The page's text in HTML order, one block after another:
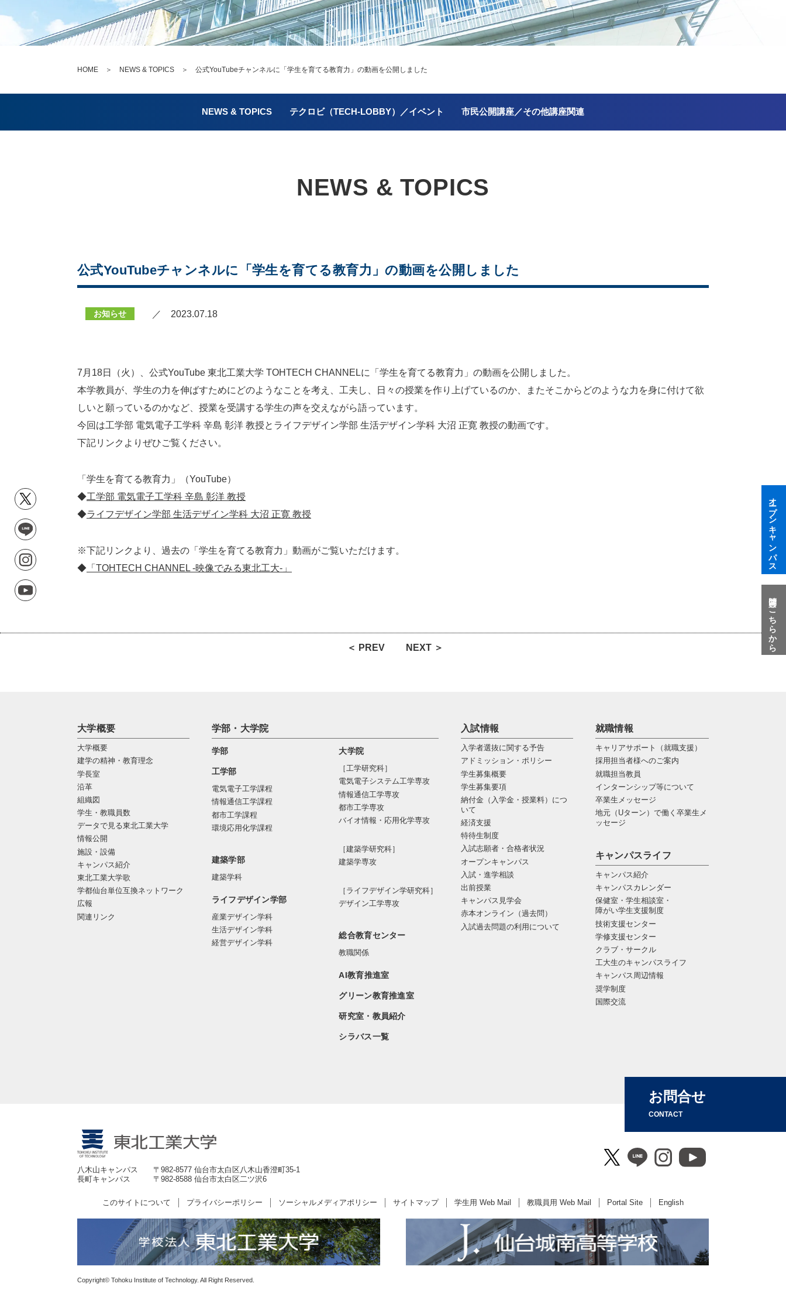
HOME ＞ NEWS & TOPICS ＞ 公式YouTubeチャンネルに「学生を育てる教育力」の動画を公開しました
NEWS & TOPICS テクロビ（TECH-LOBBY）／イベント 市民公開講座／その他講座関連
NEWS & TOPICS
公式YouTubeチャンネルに「学生を育てる教育力」の動画を公開しました
お知らせ ／ 2023.07.18
7月18日（火）、公式YouTube 東北工業大学 TOHTECH CHANNELに「学生を育てる教育力」の動画を公開しました。
本学教員が、学生の力を伸ばすためにどのようなことを考え、工夫し、日々の授業を作り上げているのか、またそこからどのような力を身に付けて欲
しいと願っているのかなど、授業を受講する学生の声を交えながら語っています。
今回は工学部 電気電子工学科 辛島 彰洋 教授とライフデザイン学部 生活デザイン学科 大沼 正寛 教授の動画です。
下記リンクよりぜひご覧ください。
「学生を育てる教育力」（YouTube）
◆工学部 電気電子工学科 辛島 彰洋 教授
◆ライフデザイン学部 生活デザイン学科 大沼 正寛 教授
※下記リンクより、過去の「学生を育てる教育力」動画がご覧いただけます。
◆ 「TOHTECH CHANNEL -映像でみる東北工大-」
＜ PREV NEXT ＞
大学概要
大学概要
建学の精神・教育理念
学長室
沿革
組織図
学生・教職員数
データで見る東北工業大学
情報公開
施設・設備
キャンパス紹介
東北工業大学歌
学都仙台単位互換ネットワーク
広報
関連リンク
学部・大学院
学部
工学部
電気電子工学課程
情報通信工学課程
都市工学課程
環境応用化学課程
建築学部
建築学科
ライフデザイン学部
産業デザイン学科
生活デザイン学科
経営デザイン学科
大学院
［工学研究科］
電気電⼦システム⼯学専攻
情報通信⼯学専攻
都市⼯学専攻
バイオ情報・応⽤化学専攻
［建築学研究科］
建築学専攻
［ライフデザイン学研究科］
デザイン工学専攻
総合教育センター
教職関係
AI教育推進室
グリーン教育推進室
研究室・教員紹介
シラバス一覧
入試情報
入学者選抜に関する予告
アドミッション・ポリシー
学生募集概要
学生募集要項
納付金（入学金・授業料）につ
いて
経済支援
特待生制度
入試志願者・合格者状況
オープンキャンパス
入試・進学相談
出前授業
キャンパス見学会
赤本オンライン（過去問）
入試過去問題の利用について
就職情報
キャリアサポート（就職支援）
採用担当者様へのご案内
就職担当教員
インターンシップ等について
卒業生メッセージ
地元（Uターン）で働く卒業生メ
ッセージ
キャンパスライフ
キャンパス紹介
キャンパスカレンダー
保健室・学生相談室・
障がい学生支援制度
技術支援センター
学修支援センター
クラブ・サークル
工大生のキャンパスライフ
キャンパス周辺情報
奨学制度
国際交流
お問合せ
CONTACT
八木山キャンパス
〒982-8577 仙台市太白区八木山香澄町35-1
長町キャンパス
〒982-8588 仙台市太白区二ツ沢6
このサイトについて プライバシーポリシー ソーシャルメディアポリシー サイトマップ 学生用 Web Mail 教職員用 Web Mail Portal Site English
Copyright© Tohoku Institute of Technology. All Right Reserved.
オープンキャンパス
質問はこちらから